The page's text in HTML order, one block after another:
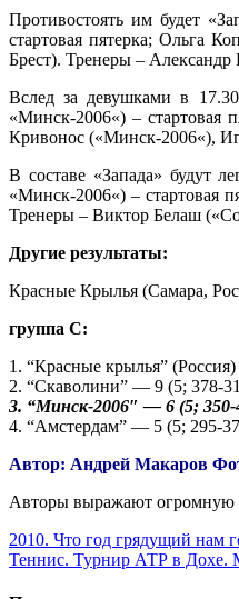
Противостоять им будет
стартовая пятерка; Ольга
Брест). Тренеры –
Вслед за девушками в
«Минск-2006«) –
Кривонос («Минск-2006«),
В составе «Запада» будут
«Минск-2006«) – стартовая
Тренеры – Виктор Белаш
Другие результаты:
Красные Крылья (Самара,
группа С:
1. “Красные крылья”
2. “Скаволини” — 9 (5; 378-
3. “Минск-2006″ — 6 (5; 350-
4. “Амстердам” — 5 (5; 295-
Автор: Андрей Макаров
Авторы выражают огромную
Навигация
по
2010. Что год грядущий нам
Теннис. Турнир АТР в Дохе.